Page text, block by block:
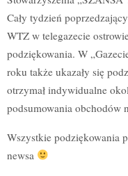
Cały tydzień
WTZ w telegazecie
podziękowania. W
roku także ukazały się
otrzymał indywidualne
podsumowania obchodów
Wszystkie podziękowania
newsa